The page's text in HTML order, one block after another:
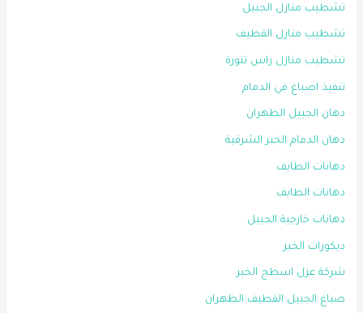
تشطيب منازل الجبيل
تشطيب منازل القطيف
تشطيب منازل راس تنورة
تنفيذ اصباغ في الدمام
دهان الجبيل الظهران
دهان الدمام الخبر الشرقية
دهانات الطايف
دهانات الطايف
دهانات خارجية الجبيل
ديكورات الخبر
شركة عزل اسطح الخبر
صباغ الجبيل القطيف الظهران